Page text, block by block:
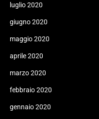
luglio 2020
giugno 2020
maggio 2020
aprile 2020
marzo 2020
febbraio 2020
gennaio 2020